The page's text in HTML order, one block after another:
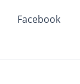
Facebook